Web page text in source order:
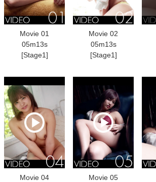
Movie 01
05m13s
[Stage1]
Movie 02
05m13s
[Stage1]
Movie 04
Movie 05